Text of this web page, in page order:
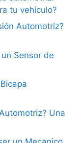
tu vehículo?
Automotriz?
Sensor de
Una